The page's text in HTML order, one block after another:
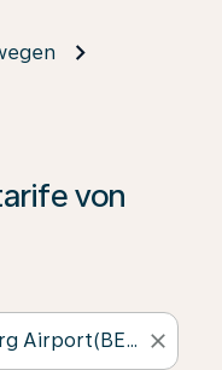
von
close
wurden, klicken